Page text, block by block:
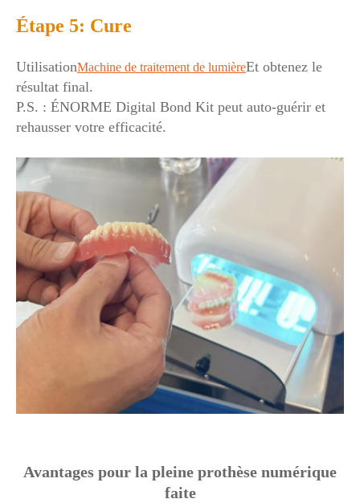
Étape 5: Cure
UtilisationMachine de traitement de lumièreEt obtenez le
résultat final.
P.S. : ÉNORME Digital Bond Kit peut auto-guérir et
rehausser votre efficacité.
Avantages pour la pleine prothèse numérique
faite